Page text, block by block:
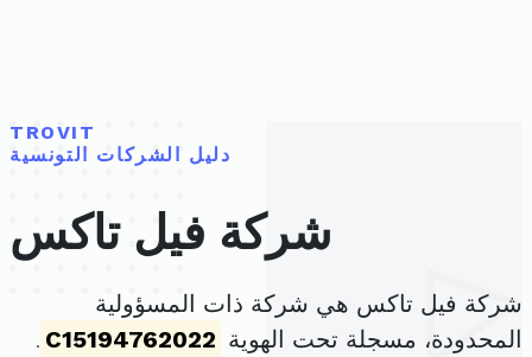
TROVIT
دليل الشركات التونسية
شركة فيل تاكس
شركة فيل تاكس هي شركة ذات المسؤولية
المحدودة، مسجلة تحت الهوية C15194762022
.